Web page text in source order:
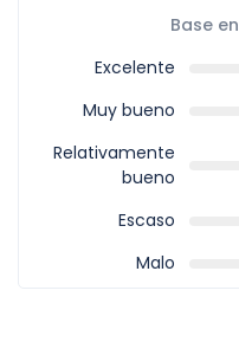
Base en
Excelente
Muy bueno
Relativamente
bueno
Escaso
Malo